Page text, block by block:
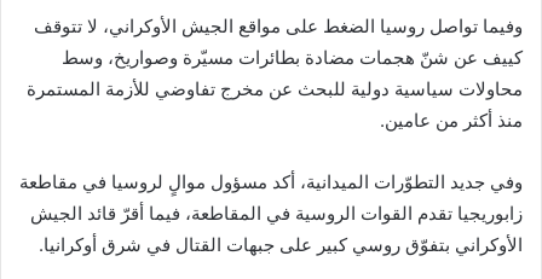
وفيما تواصل روسيا الضغط على مواقع الجيش الأوكراني، لا تتوقف
كييف عن شنّ هجمات مضادة بطائرات مسيّرة وصواريخ، وسط
محاولات سياسية دولية للبحث عن مخرج تفاوضي للأزمة المستمرة
منذ أكثر من عامين.
وفي جديد التطوّرات الميدانية، أكد مسؤول موالٍ لروسيا في مقاطعة
زابوريجيا تقدم القوات الروسية في المقاطعة، فيما أقرّ قائد الجيش
الأوكراني بتفوّق روسي كبير على جبهات القتال في شرق أوكرانيا.